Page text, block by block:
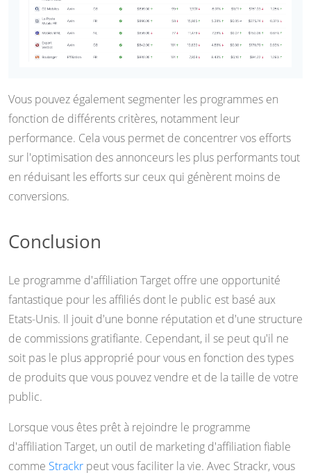
Vous pouvez également segmenter les programmes en
fonction de différents critères, notamment leur
performance. Cela vous permet de concentrer vos efforts
sur l'optimisation des annonceurs les plus performants tout
en réduisant les efforts sur ceux qui génèrent moins de
conversions.
Conclusion
Le programme d'affiliation Target offre une opportunité
fantastique pour les affiliés dont le public est basé aux
Etats-Unis. Il jouit d'une bonne réputation et d'une structure
de commissions gratifiante. Cependant, il se peut qu'il ne
soit pas le plus approprié pour vous en fonction des types
de produits que vous pouvez vendre et de la taille de votre
public.
Lorsque vous êtes prêt à rejoindre le programme
d'affiliation Target, un outil de marketing d'affiliation fiable
comme Strackr peut vous faciliter la vie. Avec Strackr, vous